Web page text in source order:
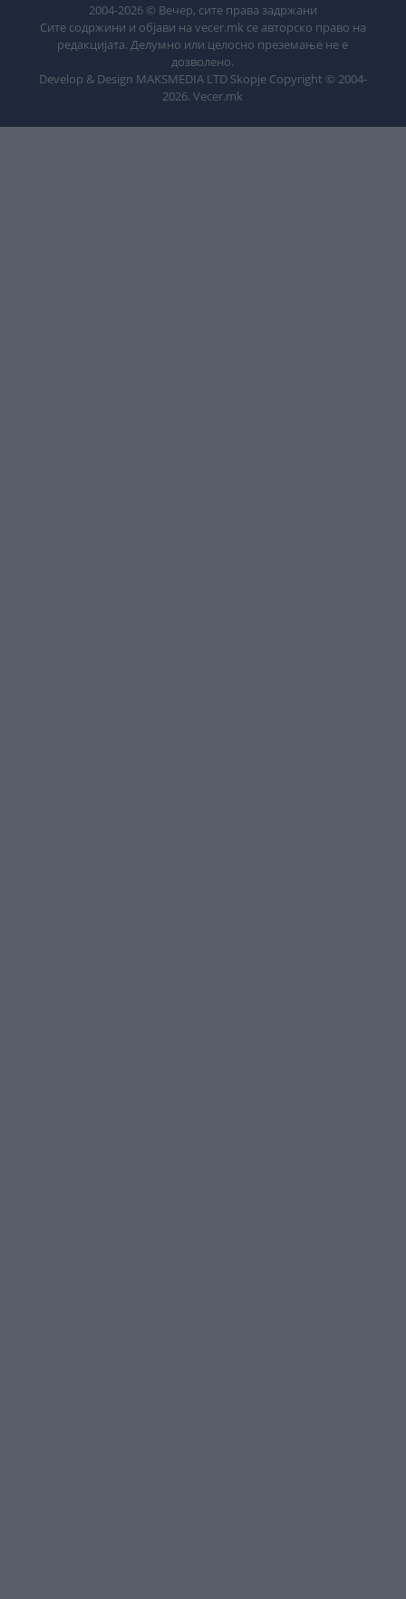
2004-2026 © Вечер, сите права задржани
Сите содржини и објави на vecer.mk се авторско право на
редакцијата. Делумно или целосно преземање не е
дозволено.
Develop & Design MAKSMEDIA LTD Skopje Copyright © 2004-
2026. Vecer.mk